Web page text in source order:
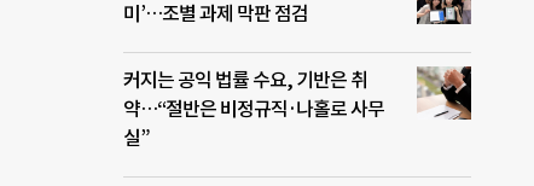
미’…조별 과제 막판 점검
커지는 공익 법률 수요, 기반은 취
약…“절반은 비정규직·나홀로 사무
실”